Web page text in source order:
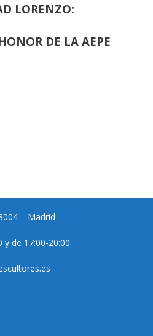
LORENZO:
DE LA AEPE
– Madrid
y de 17:00-20:00